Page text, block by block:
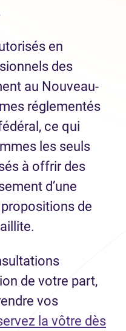
en
des
au Nouveau-
réglementés
ce qui
les seuls
à offrir des
d’une
de
de votre part,
vos
la vôtre dès